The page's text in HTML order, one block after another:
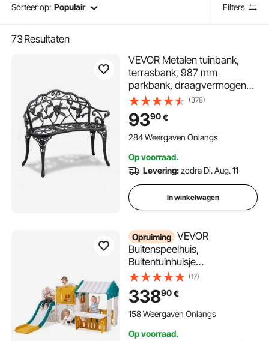
Sorteer op: Populair Filters
73Resultaten
VEVOR Metalen tuinbank,
terrasbank, 987 mm
parkbank, draagvermogen
2118 kg, 3-persoons tuin- en
parkbank met rugleuning en
armleuningen, vintage bank
voor tuin, park, tuin, veranda
(378)
9390€
284 Weergaven Onlangs
Op voorraad.
Levering:zodra Di. Aug. 11
In winkelwagen
Opruiming VEVOR
Buitenspeelhuis,
Buitentuinhuisje
(Glijbaan/Basketbal/Telescoo
p/Stuurwiel/Kruiptunnel/Uitve
rkoopvenster)
Kinderspeelhuis voor peuters
HDPE-kunststof
(17)
33890€
158 Weergaven Onlangs
Op voorraad.